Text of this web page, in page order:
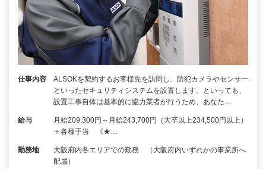
仕事内容
ALSOKを契約するお客様先を訪問し、防犯カメラやセンサー
といったセキュリティシステムを設置します。といっても、
設置工事自体は基本的に協力業者が行うため、あなた…
給与
月給209,300円～月給243,700円（大卒以上234,500円以上）
＋各種手当 《★…
勤務地
大阪府内各エリアでの勤務 （大阪府内いずれかの事業所へ
配属）